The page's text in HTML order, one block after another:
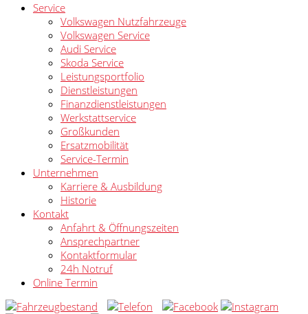
Service
Volkswagen Nutzfahrzeuge
Volkswagen Service
Audi Service
Skoda Service
Leistungsportfolio
Dienstleistungen
Finanzdienstleistungen
Werkstattservice
Großkunden
Ersatzmobilität
Service-Termin
Unternehmen
Karriere & Ausbildung
Historie
Kontakt
Anfahrt & Öffnungszeiten
Ansprechpartner
Kontaktformular
24h Notruf
Online Termin